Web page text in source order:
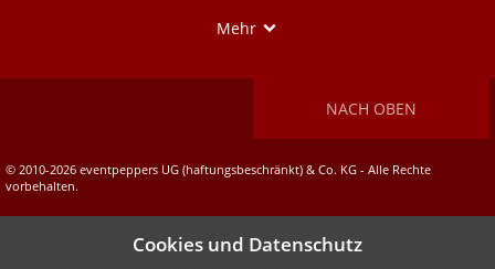
Mehr
NACH OBEN
© 2010-2026 eventpeppers UG (haftungsbeschränkt) & Co. KG - Alle Rechte
vorbehalten.
Cookies und Datenschutz